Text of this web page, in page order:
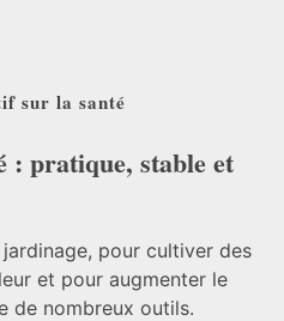
sur la santé
: pratique, stable et
pour cultiver des
et pour augmenter le
de nombreux outils.